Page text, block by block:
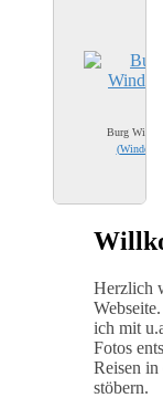
Burg
(Windeck
Herzlich
ich mit
Fotos
Reisen
stöbern.